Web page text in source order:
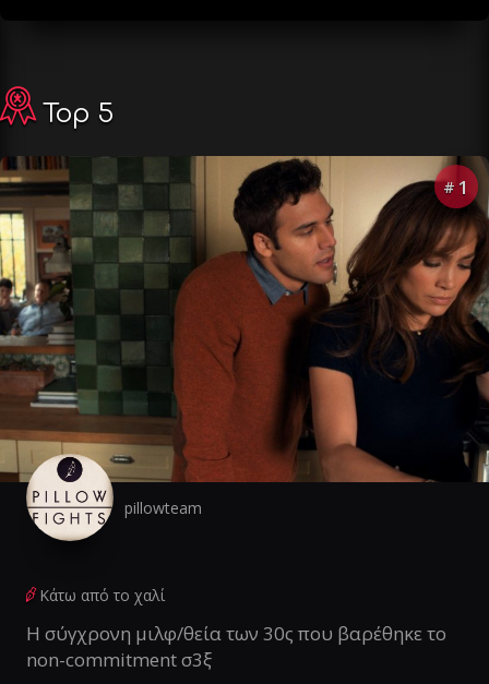
Top 5
# 1
pillowteam
Κάτω από το χαλί
Η σύγχρονη μιλφ/θεία των 30ς που βαρέθηκε το
non-commitment σ3ξ